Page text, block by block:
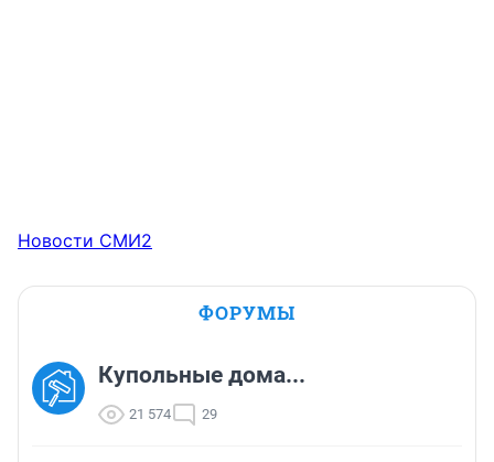
Новости СМИ2
ФОРУМЫ
Купольные дома...
21 574 29